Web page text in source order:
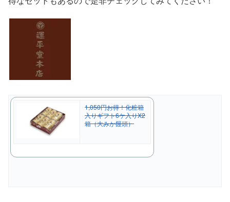
1,050円お得！化粧箱
入りギフト6ケ入りX2
箱（大みか饅頭）